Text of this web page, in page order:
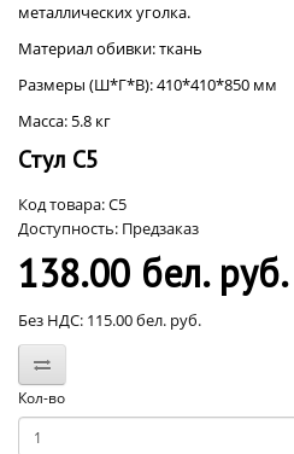
металлических уголка.
Материал обивки: ткань
Размеры (Ш*Г*В): 410*410*850 мм
Масса: 5.8 кг
Стул С5
Код товара: С5
Доступность: Предзаказ
138.00 бел. руб.
Без НДС: 115.00 бел. руб.
Кол-во